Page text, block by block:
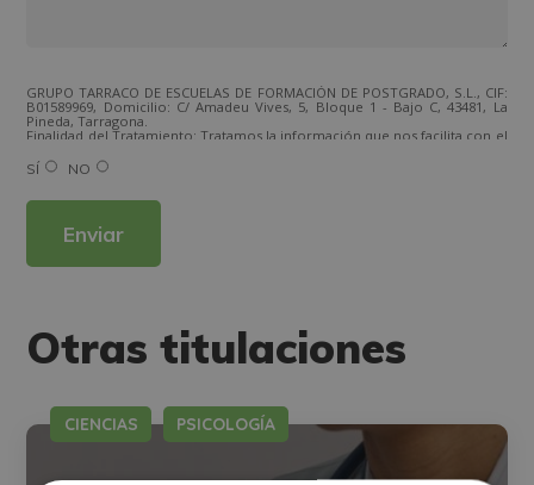
GRUPO TARRACO DE ESCUELAS DE FORMACIÓN DE POSTGRADO, S.L., CIF:
B01589969, Domicilio: C/ Amadeu Vives, 5, Bloque 1 - Bajo C, 43481, La
Pineda, Tarragona.
Finalidad del Tratamiento: Tratamos la información que nos facilita con el
los productos ofrecidos y otros tipo de productos que fueran de su
interés.
Derechos: Puede ejercitar sus derechos identificándose suficientemente,
Para más información consulte nuestra Política de Privacidad.
SÍ NO
Otras titulaciones
CIENCIAS PSICOLOGÍA